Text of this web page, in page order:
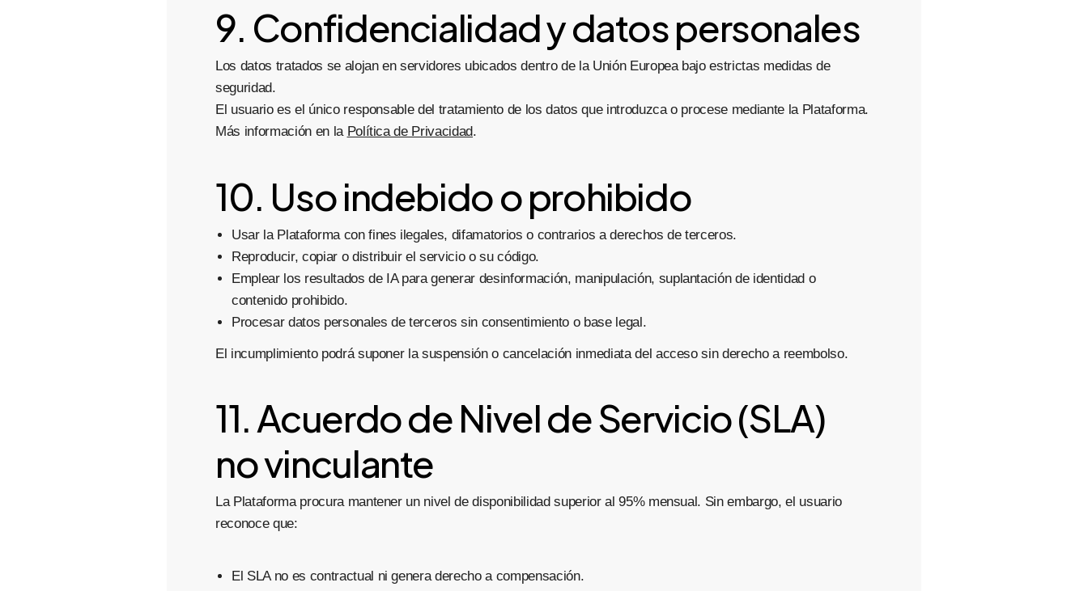
9. Confidencialidad y datos personales
Los datos tratados se alojan en servidores ubicados dentro de la Unión Europea bajo estrictas medidas de
seguridad.
El usuario es el único responsable del tratamiento de los datos que introduzca o procese mediante la Plataforma.
Más información en la Política de Privacidad.
10. Uso indebido o prohibido
Usar la Plataforma con fines ilegales, difamatorios o contrarios a derechos de terceros.
Reproducir, copiar o distribuir el servicio o su código.
Emplear los resultados de IA para generar desinformación, manipulación, suplantación de identidad o
contenido prohibido.
Procesar datos personales de terceros sin consentimiento o base legal.
El incumplimiento podrá suponer la suspensión o cancelación inmediata del acceso sin derecho a reembolso.
11. Acuerdo de Nivel de Servicio (SLA)
no vinculante
La Plataforma procura mantener un nivel de disponibilidad superior al 95% mensual. Sin embargo, el usuario
reconoce que:
El SLA no es contractual ni genera derecho a compensación.